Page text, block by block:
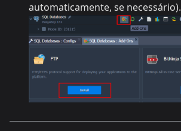
automaticamente, se necessário).